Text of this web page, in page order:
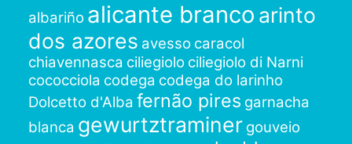
albariño alicante branco arinto
dos azores avesso caracol
chiavennasca ciliegiolo ciliegiolo di Narni
cococciola codega codega do larinho
Dolcetto d'Alba fernão pires garnacha
blanca gewurtztraminer gouveio